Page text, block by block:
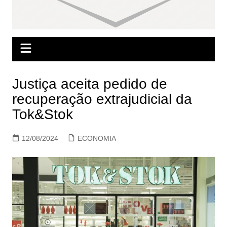
Justiça aceita pedido de
recuperação extrajudicial da
Tok&Stok
12/08/2024 ECONOMIA